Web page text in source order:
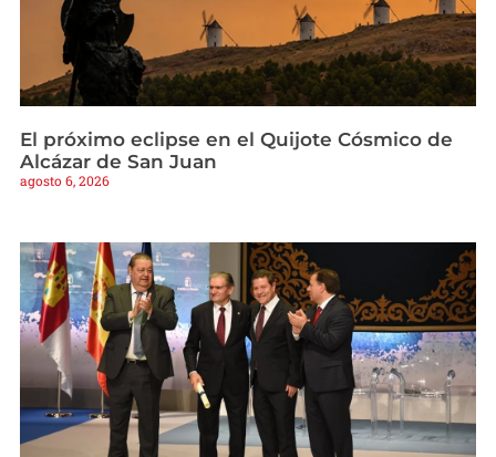
El próximo eclipse en el Quijote Cósmico de
Alcázar de San Juan
agosto 6, 2026